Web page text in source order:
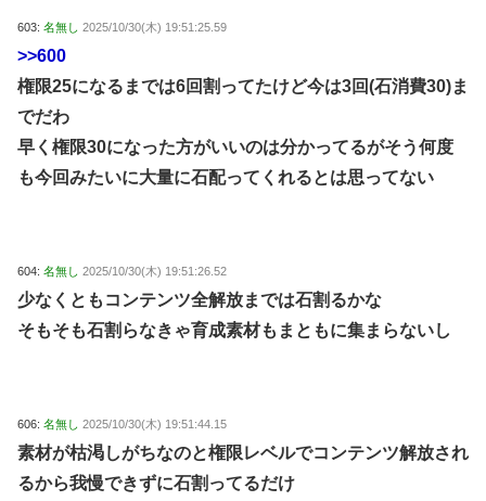
603: 名無し 2025/10/30(木) 19:51:25.59
>>600
権限25になるまでは6回割ってたけど今は3回(石消費30)ま
でだわ
早く権限30になった方がいいのは分かってるがそう何度
も今回みたいに大量に石配ってくれるとは思ってない
604: 名無し 2025/10/30(木) 19:51:26.52
少なくともコンテンツ全解放までは石割るかな
そもそも石割らなきゃ育成素材もまともに集まらないし
606: 名無し 2025/10/30(木) 19:51:44.15
素材が枯渇しがちなのと権限レベルでコンテンツ解放され
るから我慢できずに石割ってるだけ